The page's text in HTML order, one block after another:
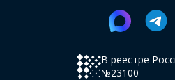
В реестре
№23100